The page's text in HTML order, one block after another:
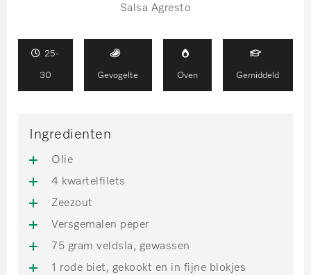
Salsa Agresto
25-
30 Gevogelte Oven Gemiddeld
Ingredienten
Olie
4 kwartelfilets
Zeezout
Versgemalen peper
75 gram veldsla, gewassen
1 rode biet, gekookt en in fijne blokjes